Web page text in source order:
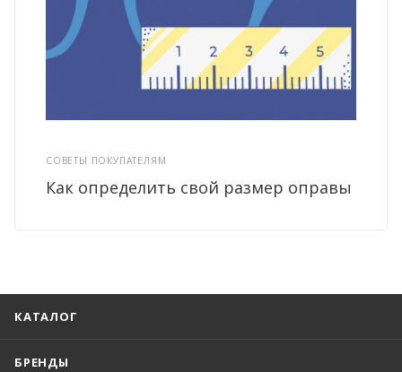
СОВЕТЫ ПОКУПАТЕЛЯМ
Как определить свой размер оправы
КАТАЛОГ
БРЕНДЫ